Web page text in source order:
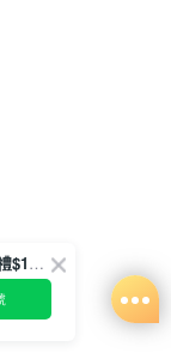
🎉您有一份專屬好禮$100正等著您🎁